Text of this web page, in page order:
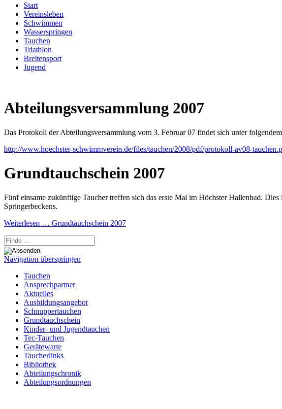
Start
Vereinsleben
Schwimmen
Wasserspringen
Tauchen
Triathlon
Breitensport
Jugend
Abteilungsversammlung 2007
Das Protokoll der Abteilungsversammlung vom 3. Februar 07 findet sich unter
http://www.hoechster-schwimmverein.de/files/tauchen/2008/pdf/protokoll-av08-
Grundtauchschein 2007
Fünf einsame zukünftige Taucher treffen sich das erste Mal im Höchster Hallenbad.
Springerbeckens.
Weiterlesen … Grundtauchschein 2007
Navigation überspringen
Tauchen
Ansprechpartner
Aktuelles
Ausbildungsangebot
Schnuppertauchen
Grundtauchschein
Kinder- und Jugendtauchen
Tec-Tauchen
Gerätewarte
Taucherlinks
Bibliothek
Abteilungschronik
Abteilungsordnungen